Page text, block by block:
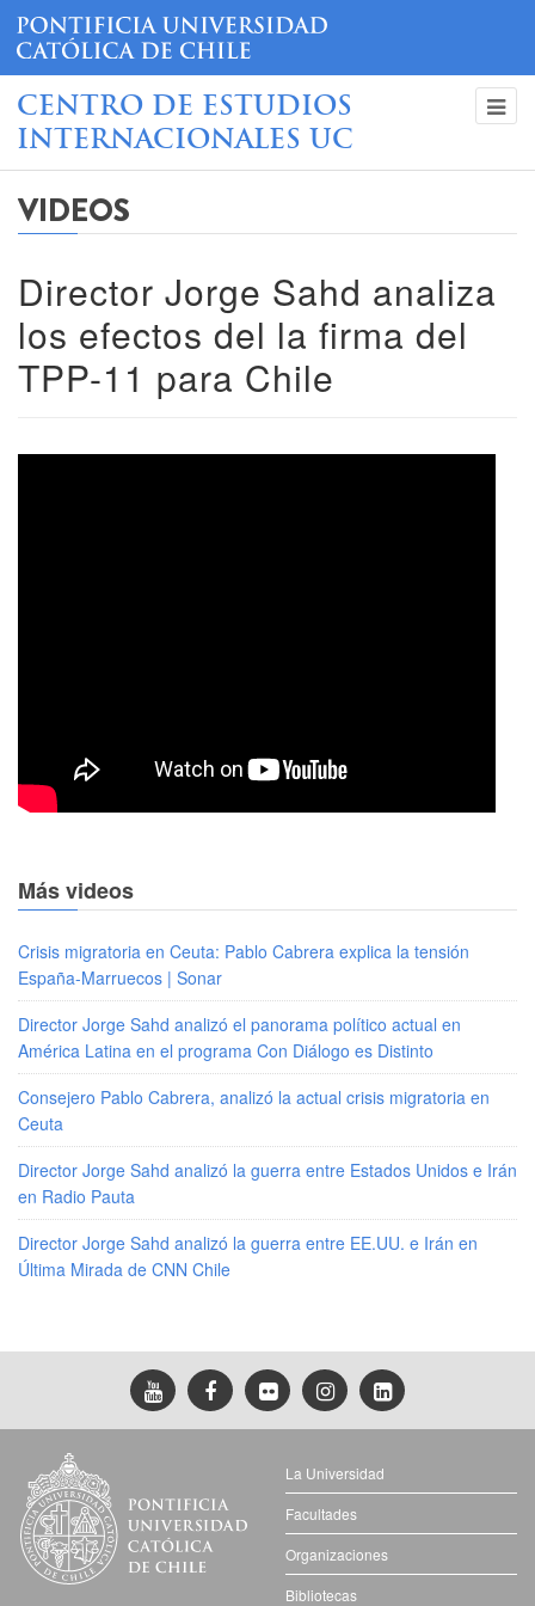
CENTRO DE ESTUDIOS
INTERNACIONALES UC
VIDEOS
Director Jorge Sahd analiza
los efectos del la firma del
TPP-11 para Chile
Más videos
Crisis migratoria en Ceuta: Pablo Cabrera explica la tensión
España-Marruecos | Sonar
Director Jorge Sahd analizó el panorama político actual en
América Latina en el programa Con Diálogo es Distinto
Consejero Pablo Cabrera, analizó la actual crisis migratoria en
Ceuta
Director Jorge Sahd analizó la guerra entre Estados Unidos e Irán
en Radio Pauta
Director Jorge Sahd analizó la guerra entre EE.UU. e Irán en
Última Mirada de CNN Chile
La Universidad
Facultades
Organizaciones
Bibliotecas